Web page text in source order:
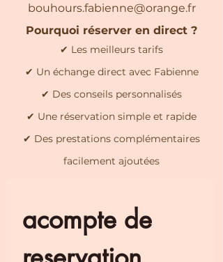
bouhours.fabienne@orange.fr
Pourquoi réserver en direct ?
✔ Les meilleurs tarifs
✔ Un échange direct avec Fabienne
✔ Des conseils personnalisés
✔ Une réservation simple et rapide
✔ Des prestations complémentaires
facilement ajoutées
acompte de